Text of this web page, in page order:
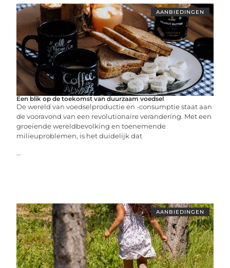
AANBIEDINGEN
Een blik op de toekomst van duurzaam voedsel
De wereld van voedselproductie en -consumptie staat aan
de vooravond van een revolutionaire verandering. Met een
groeiende wereldbevolking en toenemende
milieuproblemen, is het duidelijk dat
...
AANBIEDINGEN